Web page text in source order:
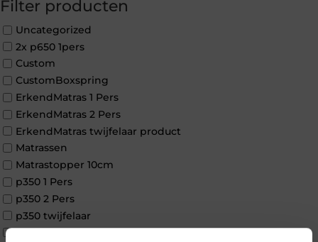
Filter producten
Uncategorized
2x p650 1pers
Custom
CustomBoxspring
ErkendMatras 1 Pers
ErkendMatras 2 Pers
ErkendMatras twijfelaar product
Matrassen
Matrastopper 10cm
p350 1 Pers
p350 2 Pers
p350 twijfelaar
P650 1 pers